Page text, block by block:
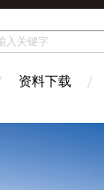
资料下载